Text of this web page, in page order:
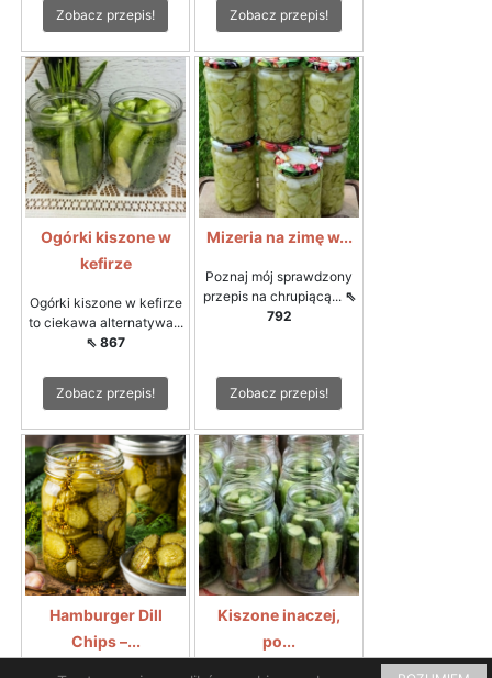
Zobacz przepis! Zobacz przepis!
Ogórki kiszone w
kefirze
Ogórki kiszone w kefirze
to ciekawa alternatywa...
⇖ 867
Zobacz przepis!
Mizeria na zimę w...
Poznaj mój sprawdzony
przepis na chrupiącą... ⇖
792
Zobacz przepis!
Hamburger Dill
Chips –...
Kiszone inaczej,
po...